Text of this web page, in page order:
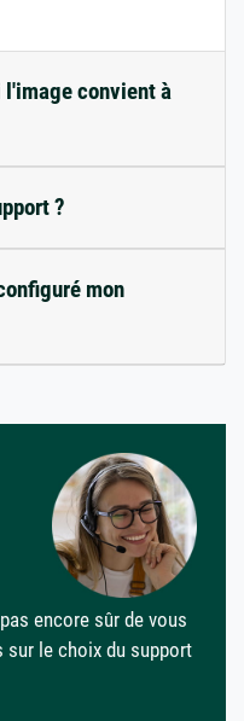
convient à
?
mon
encore sûr de vous
sur le choix du support